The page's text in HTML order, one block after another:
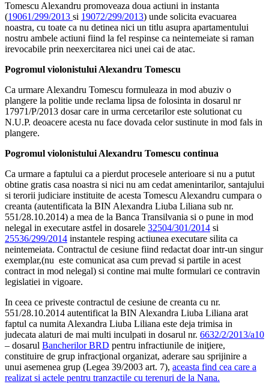
Tomescu Alexandru promoveaza doua actiuni in instanta
(19061/299/2013 si 19072/299/2013) unde solicita evacuarea
noastra, cu toate ca nu detinea nici un titlu asupra apartamentului
nostru ambele actiuni fiind la fel respinse ca neintemeiate si raman
irevocabile prin neexercitarea nici unei cai de atac.
Pogromul violonistului Alexandru Tomescu
Ca urmare Alexandru Tomescu formuleaza in mod abuziv o
plangere la politie unde reclama lipsa de folosinta in dosarul nr
17971/P/2013 dosar care in urma cercetarilor este solutionat cu
N.U.P. deoacere acesta nu face dovada celor sustinute in mod fals in
plangere.
Pogromul violonistului Alexandru Tomescu continua
Ca urmare a faptului ca a pierdut procesele anterioare si nu a putut
obtine gratis casa noastra si nici nu am cedat amenintarilor, santajului
si terorii judiciare instituite de acesta Tomescu Alexandru cumpara o
creanta (autentificata la BIN Alexandra Liuba Liliana sub nr.
551/28.10.2014) a mea de la Banca Transilvania si o pune in mod
nelegal in executare astfel in dosarele 32504/301/2014 si
25536/299/2014 instantele resping actiunea executare silita ca
neintemeiata. Contractul de cesiune fiind redactat doar intr-un singur
exemplar,(nu este comunicat asa cum prevad si partile in acest
contract in mod nelegal) si contine mai multe formulari ce contravin
legislatiei in vigoare.
In ceea ce priveste contractul de cesiune de creanta cu nr.
551/28.10.2014 autentificat la BIN Alexandra Liuba Liliana arat
faptul ca numita Alexandra Liuba Liliana este deja trimisa in
judecata alaturi de mai multi inculpati in dosarul nr. 6632/2/2013/a10
– dosarul Bancherilor BRD pentru infractiunile de iniţiere,
constituire de grup infracţional organizat, aderare sau sprijinire a
unui asemenea grup (Legea 39/2003 art. 7), aceasta find cea care a
realizat si actele pentru tranzactile cu terenuri de la Nana.